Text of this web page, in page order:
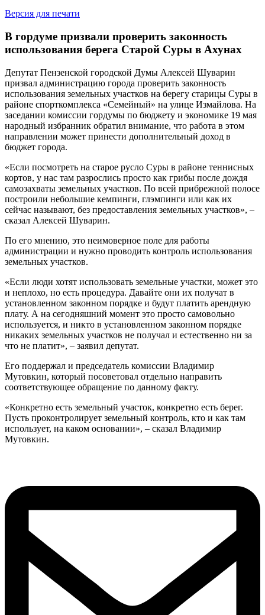
Версия для печати
В гордуме призвали проверить законность
использования берега Старой Суры в Ахунах
Депутат Пензенской городской Думы Алексей Шуварин
призвал администрацию города проверить законность
использования земельных участков на берегу старицы Суры в
районе спорткомплекса «Семейный» на улице Измайлова. На
заседании комиссии гордумы по бюджету и экономике 19 мая
народный избранник обратил внимание, что работа в этом
направлении может принести дополнительный доход в
бюджет города.
«Если посмотреть на старое русло Суры в районе теннисных
кортов, у нас там разрослись просто как грибы после дождя
самозахваты земельных участков. По всей прибрежной полосе
построили небольшие кемпинги, глэмпинги или как их
сейчас называют, без предоставления земельных участков», –
сказал Алексей Шуварин.
По его мнению, это неимоверное поле для работы
администрации и нужно проводить контроль использования
земельных участков.
«Если люди хотят использовать земельные участки, может это
и неплохо, но есть процедура. Давайте они их получат в
установленном законном порядке и будут платить арендную
плату. А на сегодняшний момент это просто самовольно
используется, и никто в установленном законном порядке
никаких земельных участков не получал и естественно ни за
что не платит», – заявил депутат.
Его поддержал и председатель комиссии Владимир
Мутовкин, который посоветовал отдельно направить
соответствующее обращение по данному факту.
«Конкретно есть земельный участок, конкретно есть берег.
Пусть проконтролирует земельный контроль, кто и как там
использует, на каком основании», – сказал Владимир
Мутовкин.